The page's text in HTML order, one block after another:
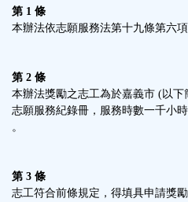
按
鈕
區
第 1 條
本辦法依志願服務法第十九條第六項
第 2 條
本辦法獎勵之志工為於嘉義市 (以
志願服務紀錄冊，服務時數一千小
。
第 3 條
志工符合前條規定，得填具申請獎